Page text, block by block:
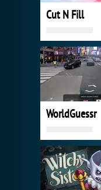
Cut N Fill
WorldGuessr